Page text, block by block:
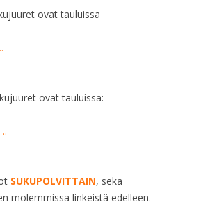
ovat tauluissa
ovat tauluissa:
SUKUPOLVITTAIN, sekä
molemmissa linkeistä edelleen.